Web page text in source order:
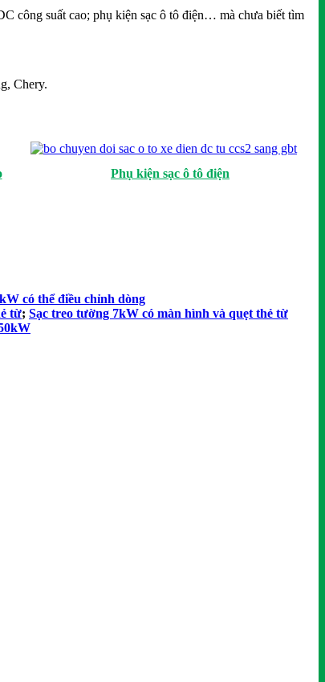
công suất cao; phụ kiện sạc ô tô điện… mà chưa biết tìm
Chery.
Phụ kiện sạc ô tô điện
có thể điều chỉnh dòng
từ; Sạc treo tường 7kW có màn hình và quẹt thẻ từ